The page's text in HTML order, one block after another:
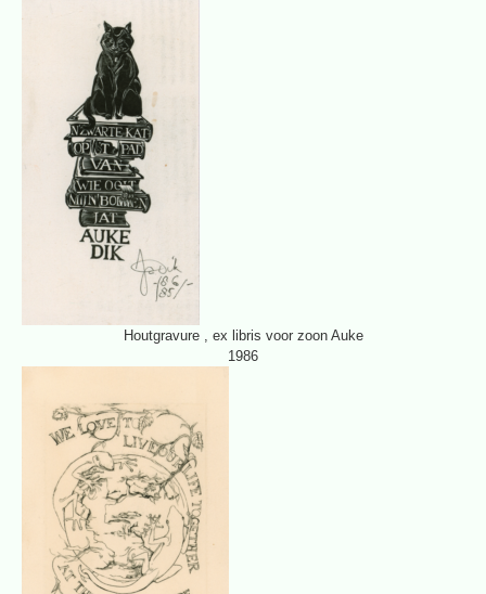
Houtgravure , ex libris voor zoon Auke
1986